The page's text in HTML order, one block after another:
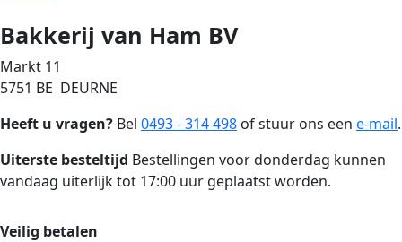
Bakkerij van Ham BV
Markt 11
5751 BE DEURNE
Heeft u vragen? Bel 0493 - 314 498 of stuur ons een e-mail.
Uiterste besteltijd Bestellingen voor donderdag kunnen
vandaag uiterlijk tot 17:00 uur geplaatst worden.
Veilig betalen